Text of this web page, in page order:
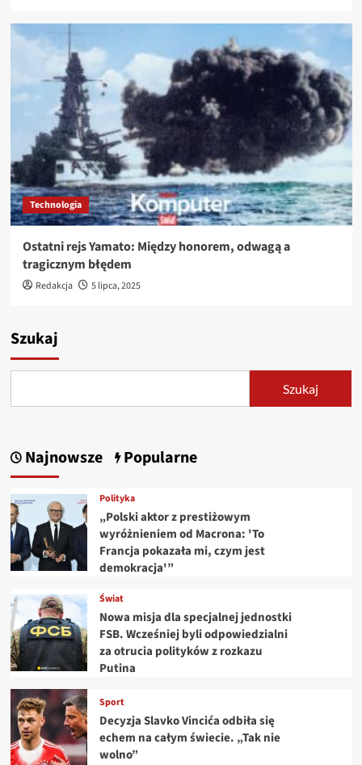
Technologia
Ostatni rejs Yamato: Między honorem, odwagą a
tragicznym błędem
Redakcja 5 lipca, 2025
Szukaj
Szukaj
Najnowsze Popularne
Polityka
„Polski aktor z prestiżowym
wyróżnieniem od Macrona: 'To
Francja pokazała mi, czym jest
demokracja'”
Świat
Nowa misja dla specjalnej jednostki
FSB. Wcześniej byli odpowiedzialni
za otrucia polityków z rozkazu
Putina
Sport
Decyzja Slavko Vincića odbiła się
echem na całym świecie. „Tak nie
wolno”